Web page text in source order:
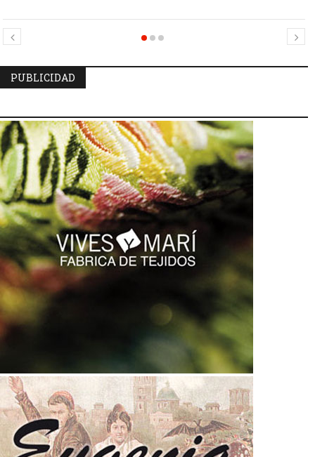
Candidatas Preseleccionadas por el sector Olivereta
Candidatas Preseleccionadas por el sector Sector La Seu-La Xerea-El
PUBLICIDAD